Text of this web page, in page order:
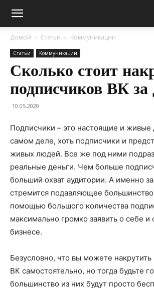
Домой Статьи Коммуникации
Статьи Коммуникации
Сколько стоит
подписчиков ВК за
10.05.2020
Подписчики – это настоящие и живые
самом деле, хоть подписчики и
живых людей. Все же под ними
реальные деньги. Чем больше
больший охват аудитории. А именно
стремится подавляющее
помощью большого количества
максимально громко заявить о себе и
бизнесе.
Безусловно, что вы можете
ВК самостоятельно, но тогда будьте
большинство из них будут просто